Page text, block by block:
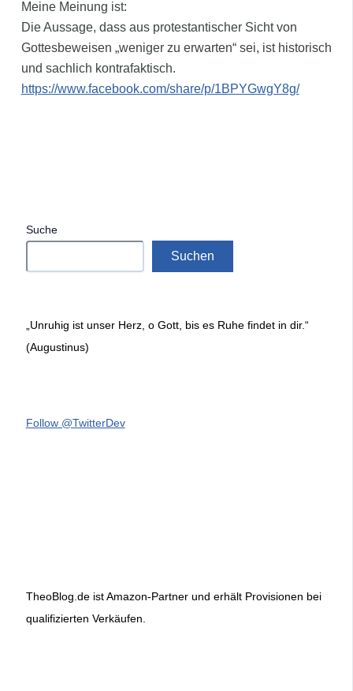
Meine Meinung ist:
Die Aussage, dass aus protestantischer Sicht von
Gottesbeweisen „weniger zu erwarten“ sei, ist historisch
und sachlich kontrafaktisch.
https://www.facebook.com/share/p/1BPYGwgY8g/
Suche
Suchen
„Unruhig ist unser Herz, o Gott, bis es Ruhe findet in dir.“
(Augustinus)
Follow @TwitterDev
TheoBlog.de ist Amazon-Partner und erhält Provisionen bei
qualifizierten Verkäufen.